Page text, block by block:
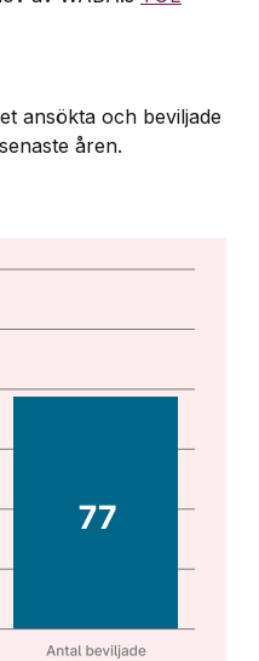
ansökta och beviljade
åren.